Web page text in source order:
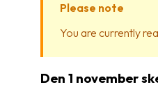
Please note
You are currently
Den 1 november